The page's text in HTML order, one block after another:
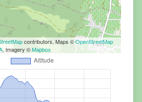
contributors, Maps ©OpenStreetMap
, Imagery ©Mapbox